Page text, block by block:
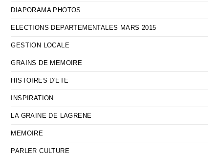
DIAPORAMA PHOTOS
ELECTIONS DEPARTEMENTALES MARS 2015
GESTION LOCALE
GRAINS DE MEMOIRE
HISTOIRES D'ETE
INSPIRATION
LA GRAINE DE LAGRENE
MEMOIRE
PARLER CULTURE